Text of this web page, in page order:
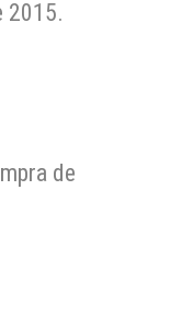
2015.
de